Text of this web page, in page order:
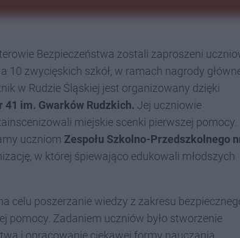
Bezpieczeństwa zostali zaproszeni
10 zwycięskich szkół, w ramach nagrody
w Rudzie Śląskiej jest organizowany dzięki
41 im. Gwarków Rudzkich. Jej uczniowie
miejskie scenki pierwszej pomocy.
uczniom Zespołu Szkolno-Przedszkolnego
w której śpiewająco edukowali młodszych
celu poszerzanie wiedzy z zakresu
pomocy. Zadaniem uczniów było stworzenie
i opracowanie ciekawej formy nauczania